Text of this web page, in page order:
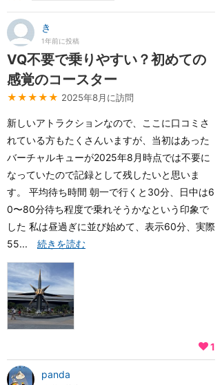
き
1年前に投稿
VQ不要で乗りやすい？初めての
感覚のコースター
★★★★★ 2025年8月に訪問
新しいアトラクションなので、ここに口コミさ
れている方もたくさんいますが、当初はあった
バーチャルキューが2025年8月時点では不要に
なっていたので記録として残したいと思いま
す。 平均待ち時間 朝一で行くと30分、日中は6
0〜80分待ち程度で乗れそうかなという印象で
した 私は昼過ぎに並び始めて、表示60分、実際
55... 続きを読む
1
panda